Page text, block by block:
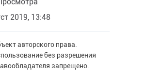
2019, 13:48
авторского права.
без разрешения
запрещено.